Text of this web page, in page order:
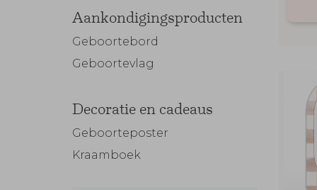
Aankondigingsproducten
Geboortebord
Geboortevlag
Decoratie en cadeaus
Geboorteposter
Kraamboek